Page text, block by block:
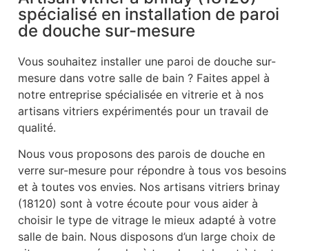
spécialisé en installation de paroi
de douche sur-mesure
Vous souhaitez installer une paroi de douche sur-
mesure dans votre salle de bain ? Faites appel à
notre entreprise spécialisée en vitrerie et à nos
artisans vitriers expérimentés pour un travail de
qualité.
Nous vous proposons des parois de douche en
verre sur-mesure pour répondre à tous vos besoins
et à toutes vos envies. Nos artisans vitriers brinay
(18120) sont à votre écoute pour vous aider à
choisir le type de vitrage le mieux adapté à votre
salle de bain. Nous disposons d’un large choix de